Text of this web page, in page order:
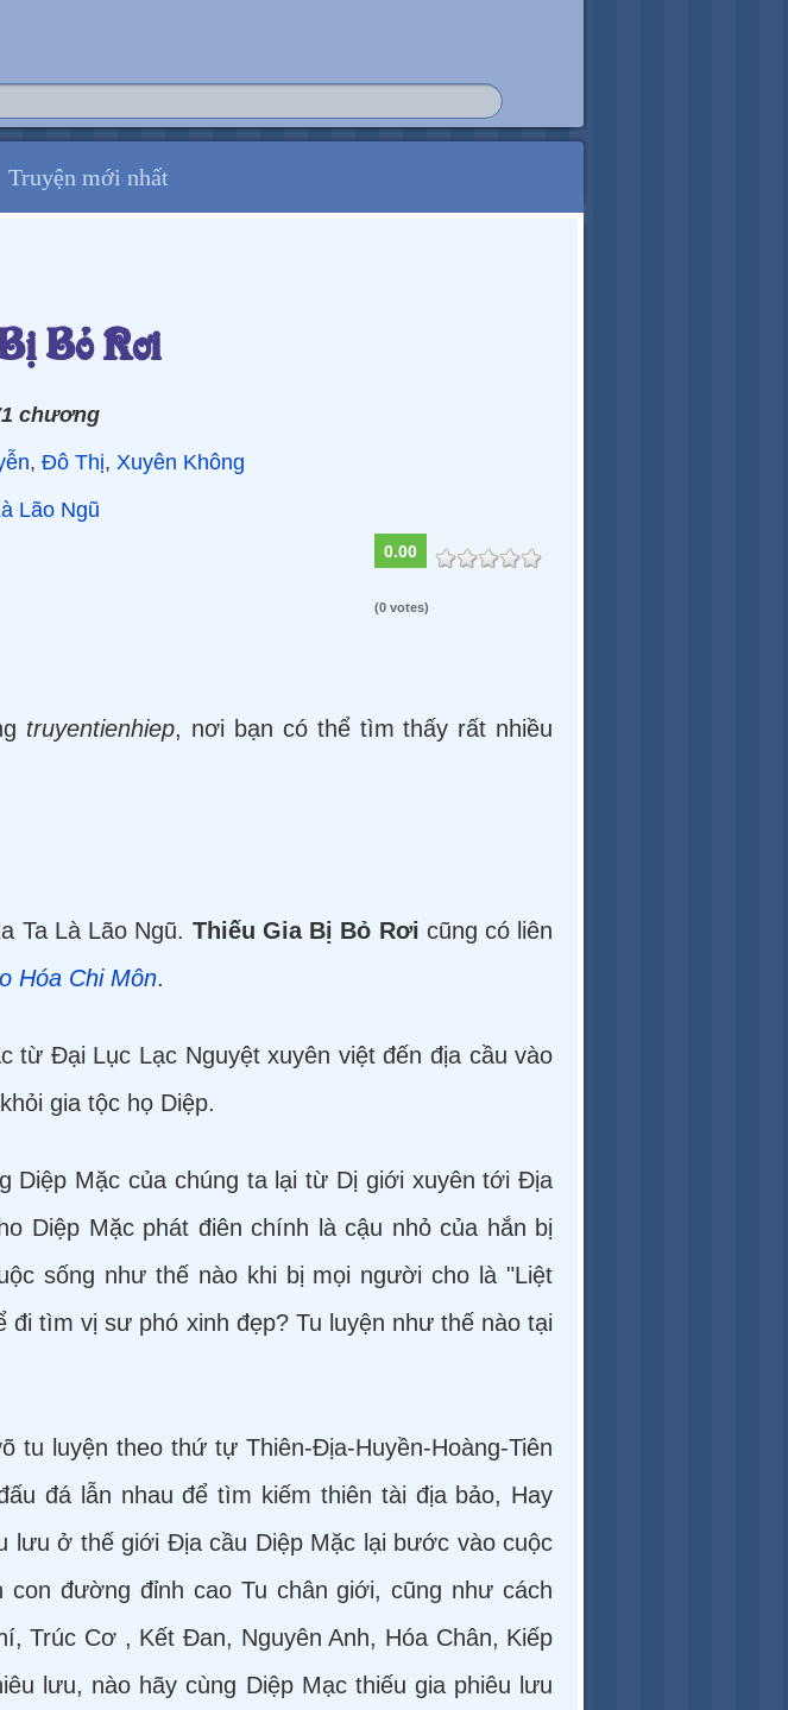
Truyện mới nhất
Bỏ Rơi
chương
, Đô Thị, Xuyên Không
Lão Ngũ
0.00
(0 votes)
truyentienhiep, nơi bạn có thể tìm thấy rất nhiều
Ta Là Lão Ngũ. Thiếu Gia Bị Bỏ Rơi cũng có liên
Hóa Chi Môn.
từ Đại Lục Lạc Nguyệt xuyên việt đến địa cầu vào
gia tộc họ Diệp.
Diệp Mặc của chúng ta lại từ Dị giới xuyên tới Địa
Diệp Mặc phát điên chính là cậu nhỏ của hắn bị
sống như thế nào khi bị mọi người cho là "Liệt
tìm vị sư phó xinh đẹp? Tu luyện như thế nào tại
tu luyện theo thứ tự Thiên-Địa-Huyền-Hoàng-Tiên
đá lẫn nhau để tìm kiếm thiên tài địa bảo, Hay
lưu ở thế giới Địa cầu Diệp Mặc lại bước vào cuộc
đường đỉnh cao Tu chân giới, cũng như cách
Trúc Cơ , Kết Đan, Nguyên Anh, Hóa Chân, Kiếp
lưu, nào hãy cùng Diệp Mạc thiếu gia phiêu lưu